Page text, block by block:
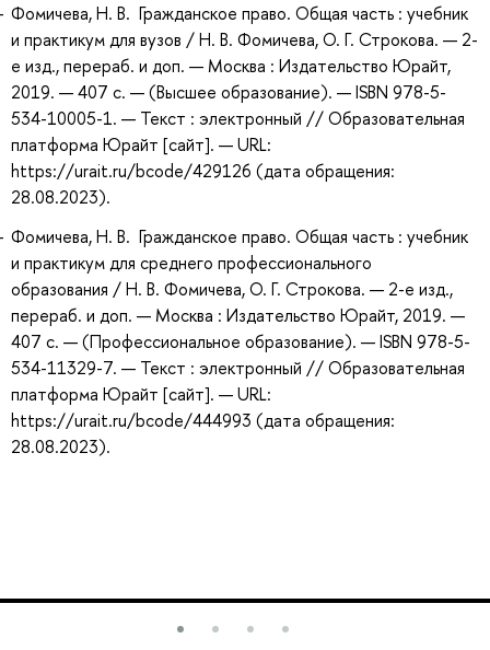
Фомичева, Н. В. Гражданское право. Общая часть : учебник
и практикум для вузов / Н. В. Фомичева, О. Г. Строкова. — 2-
е изд., перераб. и доп. — Москва : Издательство Юрайт,
2019. — 407 с. — (Высшее образование). — ISBN 978-5-
534-10005-1. — Текст : электронный // Образовательная
платформа Юрайт [сайт]. — URL:
https://urait.ru/bcode/429126 (дата обращения:
28.08.2023).
Фомичева, Н. В. Гражданское право. Общая часть : учебник
и практикум для среднего профессионального
образования / Н. В. Фомичева, О. Г. Строкова. — 2-е изд.,
перераб. и доп. — Москва : Издательство Юрайт, 2019. —
407 с. — (Профессиональное образование). — ISBN 978-5-
534-11329-7. — Текст : электронный // Образовательная
платформа Юрайт [сайт]. — URL:
https://urait.ru/bcode/444993 (дата обращения:
28.08.2023).